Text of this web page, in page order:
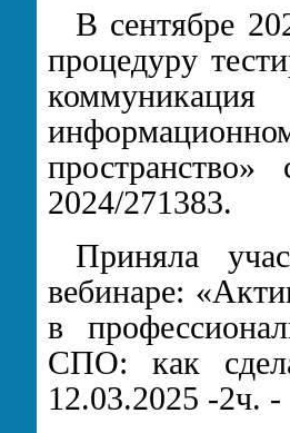
В сентябре
процедуру
2024/271383.
Приняла
вебинаре:
в
СПО: как
12.03.2025 -2ч. -